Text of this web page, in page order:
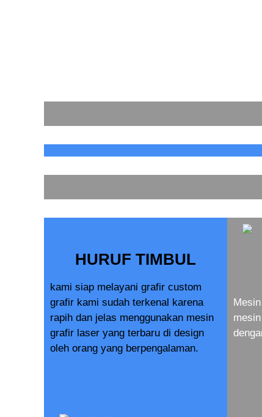
HURUF TIMBUL
kami siap melayani grafir custom
grafir kami sudah terkenal karena
rapih dan jelas menggunakan mesin
grafir laser yang terbaru di design
oleh orang yang berpengalaman.